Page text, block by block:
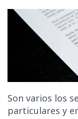
Son varios los
particulares y